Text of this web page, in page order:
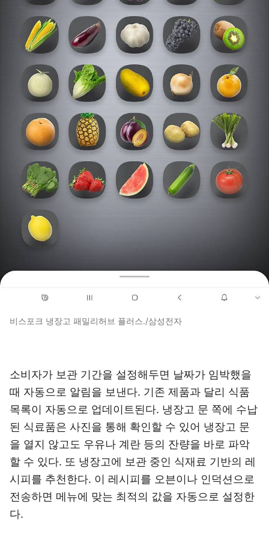
비스포크 냉장고 패밀리허브 플러스./삼성전자
소비자가 보관 기간을 설정해두면 날짜가 임박했을
때 자동으로 알림을 보낸다. 기존 제품과 달리 식품
목록이 자동으로 업데이트된다. 냉장고 문 쪽에 수납
된 식료품은 사진을 통해 확인할 수 있어 냉장고 문
을 열지 않고도 우유나 계란 등의 잔량을 바로 파악
할 수 있다. 또 냉장고에 보관 중인 식재료 기반의 레
시피를 추천한다. 이 레시피를 오븐이나 인덕션으로
전송하면 메뉴에 맞는 최적의 값을 자동으로 설정한
다.